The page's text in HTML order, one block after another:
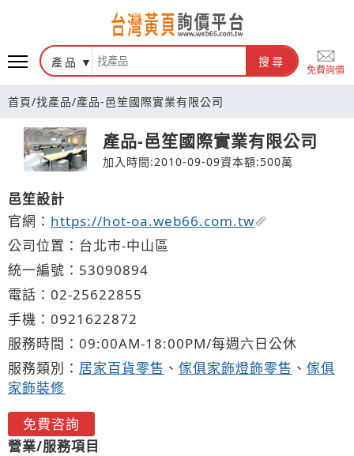
台灣黃頁詢價平台
產品 搜尋
免費詢價
首頁/找產品/產品-邑笙國際實業有限公司
產品-邑笙國際實業有限公司
加入時間:2010-09-09資本額:500萬
邑笙設計
官網： https://hot-oa.web66.com.tw
公司位置：台北市-中山區
統一編號：53090894
電話： 02-25622855
手機： 0921 622872
服務時間：09:00AM-18:00PM/每週六日公休
服務類別： 居家百貨零售 、 傢俱家飾燈飾零售 、 傢俱
家飾裝修
免費咨詢
營業/服務項目